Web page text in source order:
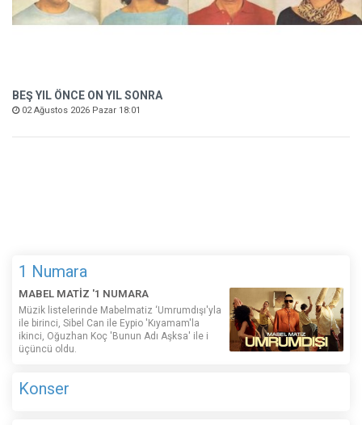
BEŞ YIL ÖNCE ON YIL SONRA
02 Ağustos 2026 Pazar 18:01
1 Numara
MABEL MATİZ '1 NUMARA
Müzik listelerinde Mabelmatiz ‘Umrumdışı'yla
ile birinci, Sibel Can ile Eypio 'Kıyamam'la
ikinci, Oğuzhan Koç 'Bunun Adı Aşksa' ile i
üçüncü oldu.
Konser